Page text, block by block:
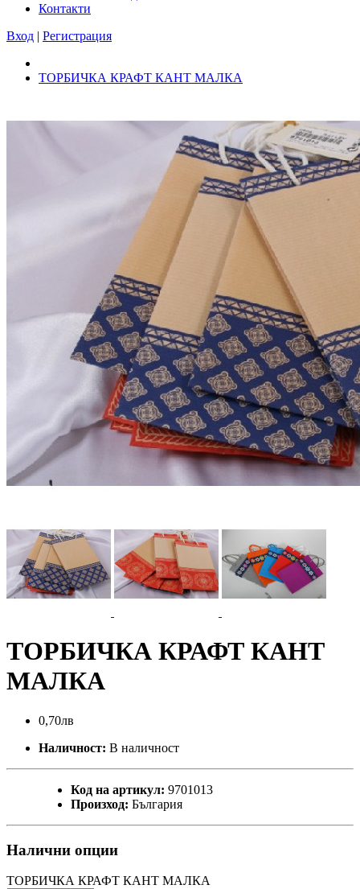
Контакти
Вход | Регистрация
ТОРБИЧКА КРАФТ КАНТ МАЛКА
ТОРБИЧКА КРАФТ КАНТ
МАЛКА
0,70лв
Наличност: В наличност
Код на артикул: 9701013
Произход: България
Налични опции
ТОРБИЧКА КРАФТ КАНТ МАЛКА